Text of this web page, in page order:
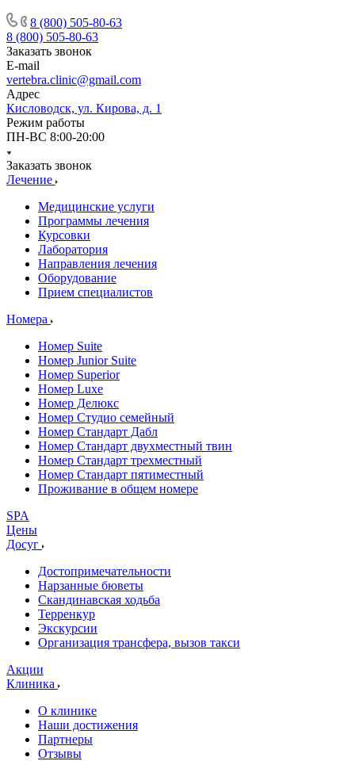
8 (800) 505-80-63
8 (800) 505-80-63
Заказать звонок
E-mail
vertebra.clinic@gmail.com
Адрес
Кисловодск, ул. Кирова, д. 1
Режим работы
ПН-ВС 8:00-20:00
Заказать звонок
Лечение
Медицинские услуги
Программы лечения
Курсовки
Лаборатория
Направления лечения
Оборудование
Прием специалистов
Номера
Номер Suite
Номер Junior Suite
Номер Superior
Номер Luxe
Номер Делюкс
Номер Студио семейный
Номер Стандарт Дабл
Номер Стандарт двухместный твин
Номер Стандарт трехместный
Номер Стандарт пятиместный
Проживание в общем номере
SPA
Цены
Досуг
Достопримечательности
Нарзанные бюветы
Скандинавская ходьба
Терренкур
Экскурсии
Организация трансфера, вызов такси
Акции
Клиника
О клинике
Наши достижения
Партнеры
Отзывы